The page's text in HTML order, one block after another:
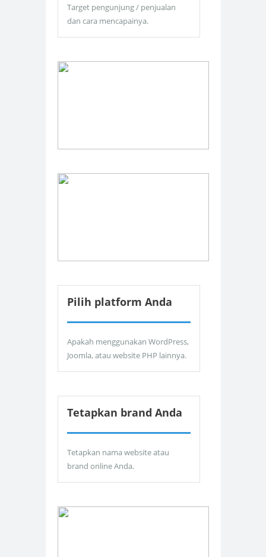
Target pengunjung / penjualan
dan cara mencapainya.
Pilih platform Anda
Apakah menggunakan WordPress,
Joomla, atau website PHP lainnya.
Tetapkan brand Anda
Tetapkan nama website atau
brand online Anda.